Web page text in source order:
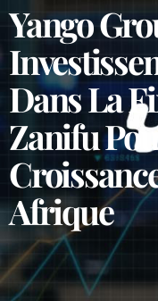
Yango
Dans La
Zanifu
Afrique